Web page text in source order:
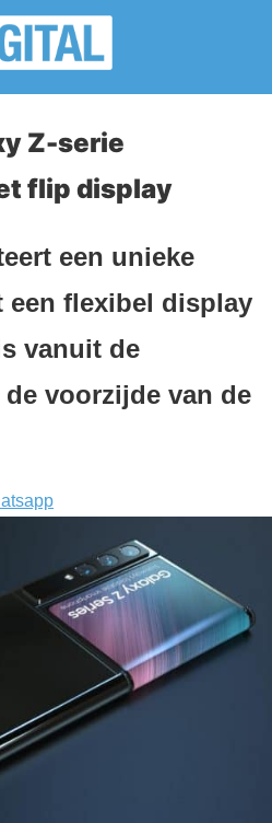
Z-serie
flip display
een unieke
een flexibel display
vanuit de
voorzijde van de